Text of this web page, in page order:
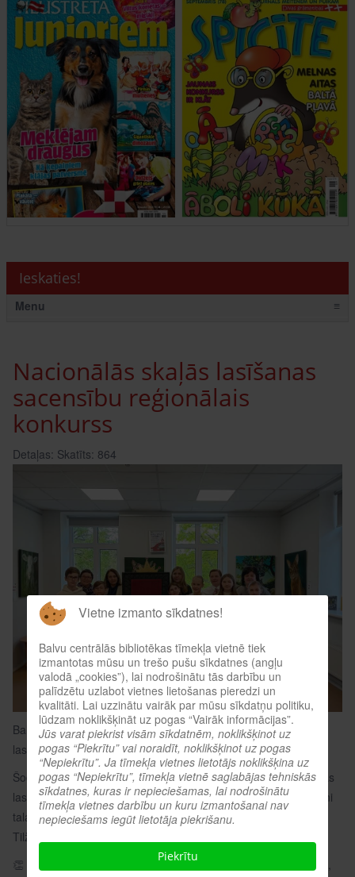
Ieskaties!
Menu ≡
Nacionālās skaļās lasīšanas
sacensību reģionālais
konkurss
Detaļas: Skatīts: 864
Balvu Centrālajā bibliotēkā norisinājās Nacionālās skaļās
lasīšanas sacensību reģionālais konkurss
Šodien Balvu Centrālajā bibliotēkā norisinājās Nacionālās skaļās
lasīšanas sacensību reģionālais konkurss, kurā piedalījās deviņi
talantīgi skolēni no Balvu sākumskolas, Viļakas vidusskolas un
Tilžas pamatskolas.
👏 Visi dalībnieki saņēma pateicības diplomus par piedalīšanos,
Vietne izmanto sīkdatnes!
Balvu centrālās bibliotēkas tīmekļa vietnē tiek
izmantotas mūsu un trešo pušu sīkdatnes (angļu
valodā „cookies”), lai nodrošinātu tās darbību un
palīdzētu uzlabot vietnes lietošanas pieredzi un
kvalitāti. Lai uzzinātu vairāk par mūsu sīkdatņu politiku,
lūdzam noklikšķināt uz pogas “Vairāk informācijas”.
Jūs varat piekrist visām sīkdatnēm, noklikšķinot uz
pogas “Piekrītu” vai noraidīt, noklikšķinot uz pogas
“Nepiekrītu”. Ja tīmekļa vietnes lietotājs noklikšķina uz
pogas “Nepiekrītu”, tīmekļa vietnē saglabājas tehniskās
sīkdatnes, kuras ir nepieciešamas, lai nodrošinātu
tīmekļa vietnes darbību un kuru izmantošanai nav
nepieciešams iegūt lietotāja piekrišanu.
Piekrītu